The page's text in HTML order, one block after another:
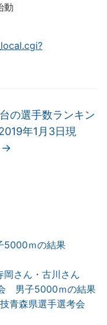
動
の選手数ランキン
年1月3日現
→
5000ｍの結果
さん・古川さん
男子5000ｍの結果
青森県選手選考会